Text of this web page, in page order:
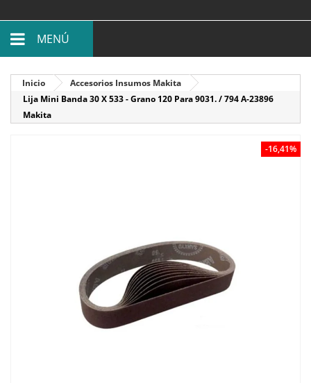
MENÚ
Inicio
Accesorios Insumos Makita
Lija Mini Banda 30 X 533 - Grano 120 Para 9031. / 794 A-23896
Makita
-16,41%